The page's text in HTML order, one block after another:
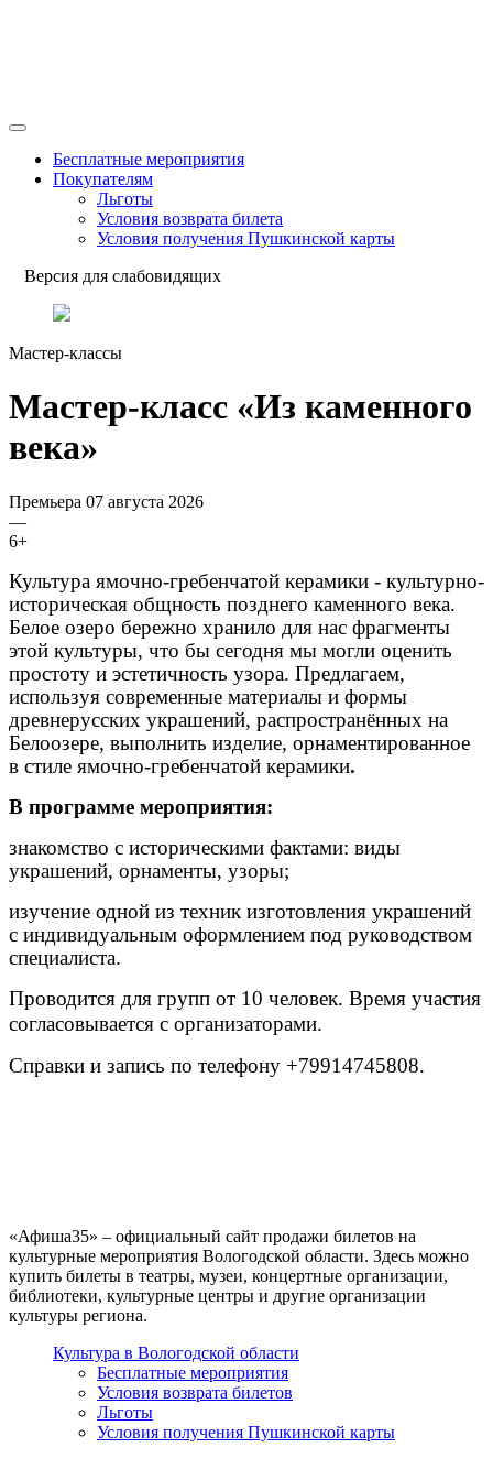
Бесплатные мероприятия
Покупателям
Льготы
Условия возврата билета
Условия получения Пушкинской карты
Версия для слабовидящих
Мастер-классы
Мастер-класс «Из каменного
века»
Премьера 07 августа 2026
—
6+
Культура ямочно-гребенчатой керамики - культурно-
историческая общность позднего каменного века.
Белое озеро бережно хранило для нас фрагменты
этой культуры, что бы сегодня мы могли оценить
простоту и эстетичность узора. Предлагаем,
используя современные материалы и формы
древнерусских украшений, распространённых на
Белоозере, выполнить изделие, орнаментированное
в стиле ямочно-гребенчатой керамики.
В программе мероприятия:
знакомство с историческими фактами: виды
украшений, орнаменты, узоры;
изучение одной из техник изготовления украшений
с индивидуальным оформлением под руководством
специалиста.
Проводится для групп от 10 человек. Время участия
согласовывается с организаторами.
Справки и запись по телефону +79914745808.
«Афиша35» – официальный сайт продажи билетов на
культурные мероприятия Вологодской области. Здесь можно
купить билеты в театры, музеи, концертные организации,
библиотеки, культурные центры и другие организации
культуры региона.
Культура в Вологодской области
Бесплатные мероприятия
Условия возврата билетов
Льготы
Условия получения Пушкинской карты